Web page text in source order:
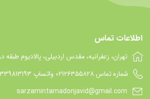
اطلاعات تماس
تهران، زعفرانیه، مقدس اردبیلی، پالادیوم طبقه
شماره تماس 021۲۶۳۵۵۸۲۸ واتساپ 09339813193
sarzamintamadonjavid@gmail.com